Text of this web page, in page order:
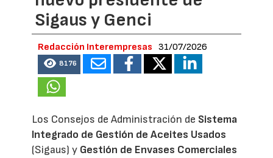
Sigaus y Genci
Redacción Interempresas 31/07/2026
8176
Los Consejos de Administración de Sistema
Integrado de Gestión de Aceites Usados
(Sigaus) y Gestión de Envases Comerciales